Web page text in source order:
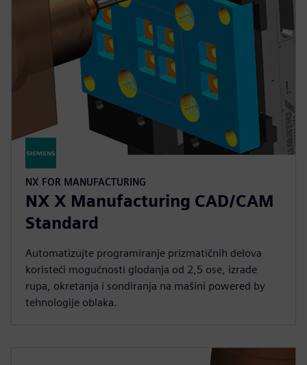
NX FOR MANUFACTURING
NX X Manufacturing CAD/CAM
Standard
Automatizujte programiranje prizmatičnih delova
koristeći mogućnosti glodanja od 2,5 ose, izrade
rupa, okretanja i sondiranja na mašini powered by
tehnologije oblaka.